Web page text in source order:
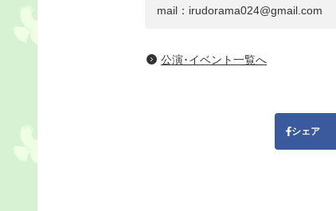
mail：irudorama024@gmail.com
公演･イベント一覧へ
シェア